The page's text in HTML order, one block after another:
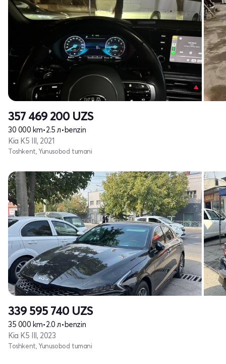
357 469 200 UZS
30 000 km•2.5 л•benzin
Kia K5 III, 2021
Toshkent, Yunusobod tumani
339 595 740 UZS
35 000 km•2.0 л•benzin
Kia K5 III, 2023
Toshkent, Yunusobod tumani